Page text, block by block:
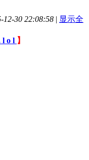
12-30 22:08:58 | 显示全
l o l 】